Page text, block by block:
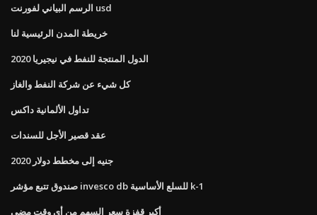
الرسم البياني لفورنت usd
خريطة المدن الرئيسية لنا
الدول المنتجة للنفط في نيجيريا 2020
كل شيء عن شركة النفط والغاز
تداول الألمانية داكس
عقد قصير الأجل للسندات
جنيه إلى مخطط دولار 2020
صندوق تتبع مؤشر invesco db للسلع الأساسية k-1
أكبر قفزة سعر السهم من أي وقت مضى